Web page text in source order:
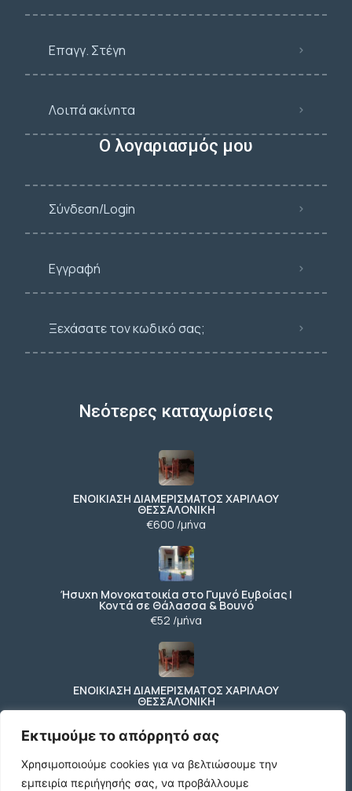
Εκτιμούμε το απόρρητό σας
Χρησιμοποιούμε cookies για να βελτιώσουμε την
εμπειρία περιήγησής σας, να προβάλλουμε
Επαγγ. Στέγη
Λοιπά ακίνητα
Ο λογαριασμός μου
Σύνδεση/Login
Εγγραφή
Ξεχάσατε τον κωδικό σας;
Νεότερες καταχωρίσεις
ΕΝΟΙΚΙΑΣΗ ΔΙΑΜΕΡΙΣΜΑΤΟΣ ΧΑΡΙΛΑΟΥ
ΘΕΣΣΑΛΟΝΙΚΗ
€600 /μήνα
Ήσυχη Μονοκατοικία στο Γυμνό Ευβοίας |
Κοντά σε Θάλασσα & Βουνό
€52 /μήνα
ΕΝΟΙΚΙΑΣΗ ΔΙΑΜΕΡΙΣΜΑΤΟΣ ΧΑΡΙΛΑΟΥ
ΘΕΣΣΑΛΟΝΙΚΗ
Κωδικος ακινητου Μ480 καταστημα στον